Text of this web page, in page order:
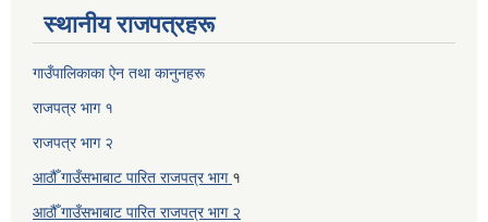
स्थानीय राजपत्रहरू
गाउँपालिकाका ऐन तथा कानुनहरू
राजपत्र भाग १
राजपत्र भाग २
आठौँ गाउँसभाबाट पारित राजपत्र भाग १
आठौँ गाउँसभाबाट पारित राजपत्र भाग २